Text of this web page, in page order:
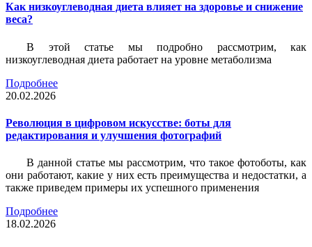
Как низкоуглеводная диета влияет на здоровье и снижение
веса?
В этой статье мы подробно рассмотрим, как
низкоуглеводная диета работает на уровне метаболизма
Подробнее
20.02.2026
Революция в цифровом искусстве: боты для
редактирования и улучшения фотографий
В данной статье мы рассмотрим, что такое фотоботы, как
они работают, какие у них есть преимущества и недостатки, а
также приведем примеры их успешного применения
Подробнее
18.02.2026